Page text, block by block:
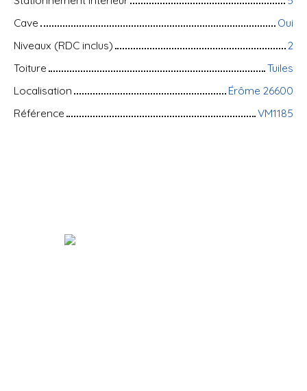
Cave
Oui
Niveaux (RDC inclus)
2
Toiture
Tuiles
Localisation
Érôme 26600
Référence
VM1185